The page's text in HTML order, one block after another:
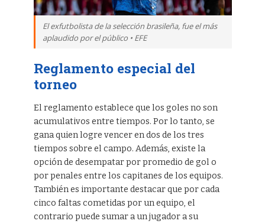
El exfutbolista de la selección brasileña, fue el más
aplaudido por el público • EFE
Reglamento especial del
torneo
El reglamento establece que los goles no son
acumulativos entre tiempos. Por lo tanto, se
gana quien logre vencer en dos de los tres
tiempos sobre el campo. Además, existe la
opción de desempatar por promedio de gol o
por penales entre los capitanes de los equipos.
También es importante destacar que por cada
cinco faltas cometidas por un equipo, el
contrario puede sumar a un jugador a su